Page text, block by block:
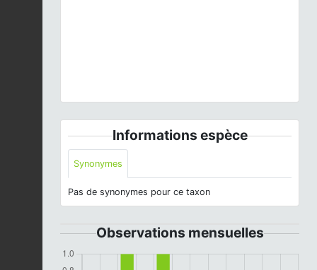
Informations espèce
Synonymes
Pas de synonymes pour ce taxon
Observations mensuelles